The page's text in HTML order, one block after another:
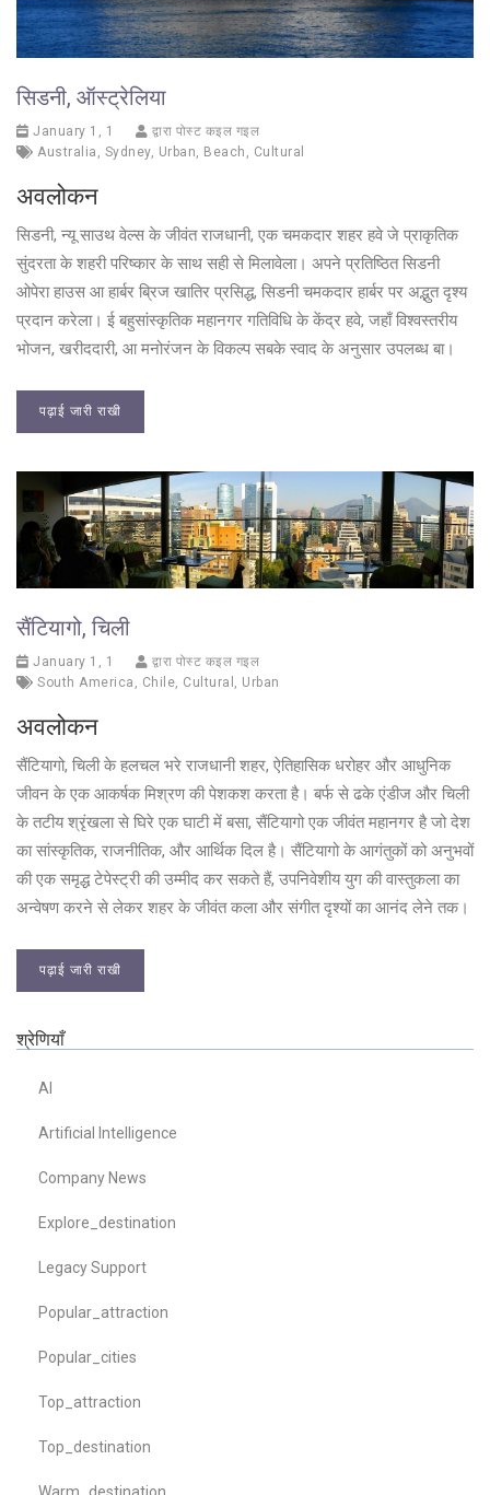
सिडनी, ऑस्ट्रेलिया
January 1, 1
द्वारा पोस्ट कइल गइल
Australia , Sydney, Urban, Beach , Cultural
अवलोकन
सिडनी, न्यू साउथ वेल्स के जीवंत राजधानी, एक चमकदार शहर हवे जे प्राकृतिक
सुंदरता के शहरी परिष्कार के साथ सही से मिलावेला। अपने प्रतिष्ठित सिडनी
ओपेरा हाउस आ हार्बर ब्रिज खातिर प्रसिद्ध, सिडनी चमकदार हार्बर पर अद्भुत दृश्य
प्रदान करेला। ई बहुसांस्कृतिक महानगर गतिविधि के केंद्र हवे, जहाँ विश्वस्तरीय
भोजन, खरीददारी, आ मनोरंजन के विकल्प सबके स्वाद के अनुसार उपलब्ध बा।
पढ़ाई जारी राखी
सैंटियागो, चिली
January 1, 1
द्वारा पोस्ट कइल गइल
South America , Chile, Cultural , Urban
अवलोकन
सैंटियागो, चिली के हलचल भरे राजधानी शहर, ऐतिहासिक धरोहर और आधुनिक
जीवन के एक आकर्षक मिश्रण की पेशकश करता है। बर्फ से ढके एंडीज और चिली
के तटीय श्रृंखला से घिरे एक घाटी में बसा, सैंटियागो एक जीवंत महानगर है जो देश
का सांस्कृतिक, राजनीतिक, और आर्थिक दिल है। सैंटियागो के आगंतुकों को अनुभवों
की एक समृद्ध टेपेस्ट्री की उम्मीद कर सकते हैं, उपनिवेशीय युग की वास्तुकला का
अन्वेषण करने से लेकर शहर के जीवंत कला और संगीत दृश्यों का आनंद लेने तक।
पढ़ाई जारी राखी
श्रेणियाँ
AI
Artificial Intelligence
Company News
Explore_destination
Legacy Support
Popular_attraction
Popular_cities
Top_attraction
Top_destination